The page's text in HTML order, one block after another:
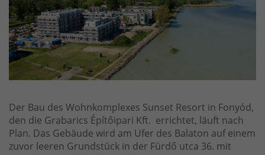
Der Bau des Wohnkomplexes Sunset Resort in Fonyód,
den die Grabarics Építőipari Kft. errichtet, läuft nach
Plan. Das Gebäude wird am Ufer des Balaton auf einem
zuvor leeren Grundstück in der Fürdő utca 36. mit